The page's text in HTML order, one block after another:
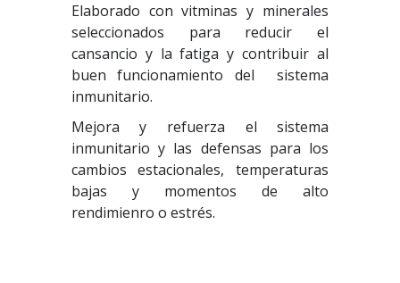
Elaborado con vitminas y minerales
seleccionados para reducir el
cansancio y la fatiga y contribuir al
buen funcionamiento del sistema
inmunitario.
Mejora y refuerza el sistema
inmunitario y las defensas para los
cambios estacionales, temperaturas
bajas y momentos de alto
rendimienro o estrés.